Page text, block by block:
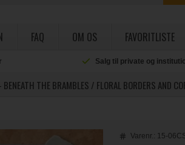
FAQ OM OS FAVORITLISTE
Salg til private og
THE BRAMBLES / FLORAL BORDERS AND
Varenr.: 15-